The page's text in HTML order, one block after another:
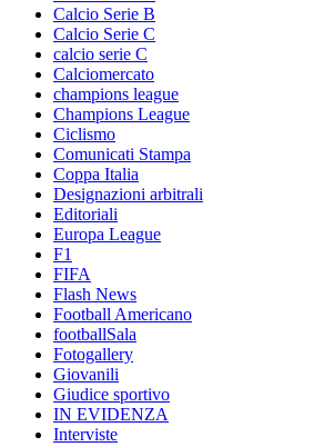
Calcio Serie B
Calcio Serie C
calcio serie C
Calciomercato
champions league
Champions League
Ciclismo
Comunicati Stampa
Coppa Italia
Designazioni arbitrali
Editoriali
Europa League
F1
FIFA
Flash News
Football Americano
footballSala
Fotogallery
Giovanili
Giudice sportivo
IN EVIDENZA
Interviste